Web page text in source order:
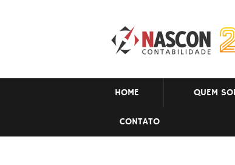
HOME QUEM
CONTATO